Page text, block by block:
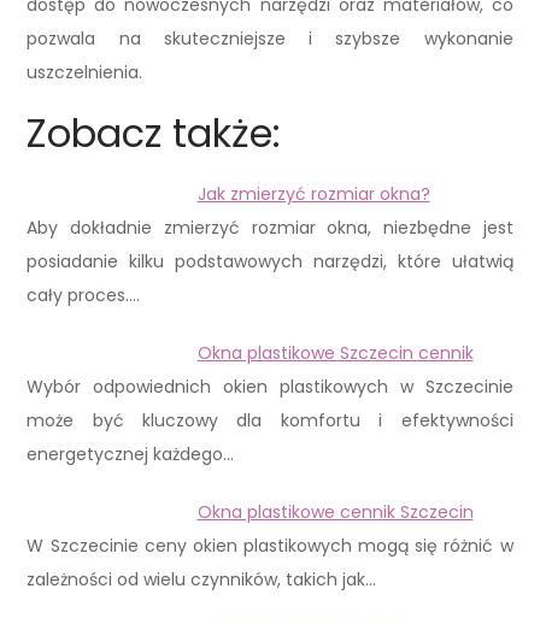
dostęp do nowoczesnych narzędzi oraz materiałów, co
pozwala na skuteczniejsze i szybsze wykonanie
uszczelnienia.
Zobacz także:
Jak zmierzyć rozmiar okna?
Aby dokładnie zmierzyć rozmiar okna, niezbędne jest
posiadanie kilku podstawowych narzędzi, które ułatwią
cały proces.…
Okna plastikowe Szczecin cennik
Wybór odpowiednich okien plastikowych w Szczecinie
może być kluczowy dla komfortu i efektywności
energetycznej każdego…
Okna plastikowe cennik Szczecin
W Szczecinie ceny okien plastikowych mogą się różnić w
zależności od wielu czynników, takich jak…